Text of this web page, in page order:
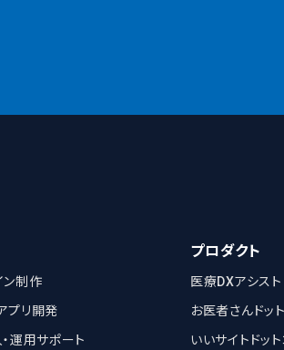
ン制作
プリ開発
運用サポート
プロダクト
医療DXアシスト
お医者さんドッ
いいサイトドッ